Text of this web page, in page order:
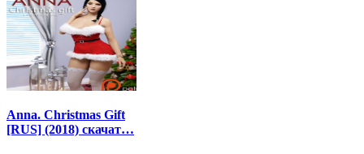
Anna. Christmas Gift
[RUS] (2018) скачат…